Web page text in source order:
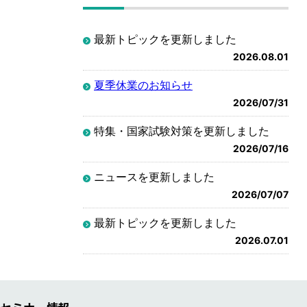
最新トピックを更新しました
2026.08.01
夏季休業のお知らせ
2026/07/31
特集・国家試験対策を更新しました
2026/07/16
ニュースを更新しました
2026/07/07
最新トピックを更新しました
2026.07.01